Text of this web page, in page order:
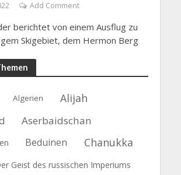
Add Comment
berichtet von einem Ausflug zu
Skigebiet, dem Hermon Berg
Algerien Alijah
Aserbaidschan
Beduinen Chanukka
Geist des russischen Imperiums